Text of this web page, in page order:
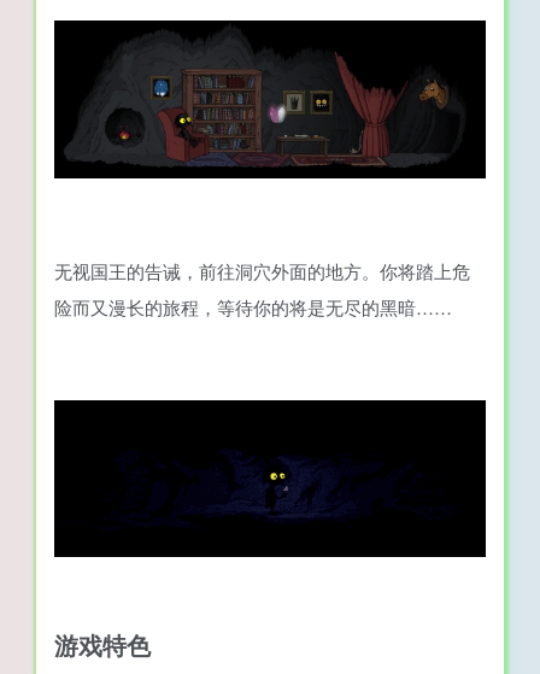
无视国王的告诫，前往洞穴外面的地方。你将踏上危
险而又漫长的旅程，等待你的将是无尽的黑暗……
游戏特色